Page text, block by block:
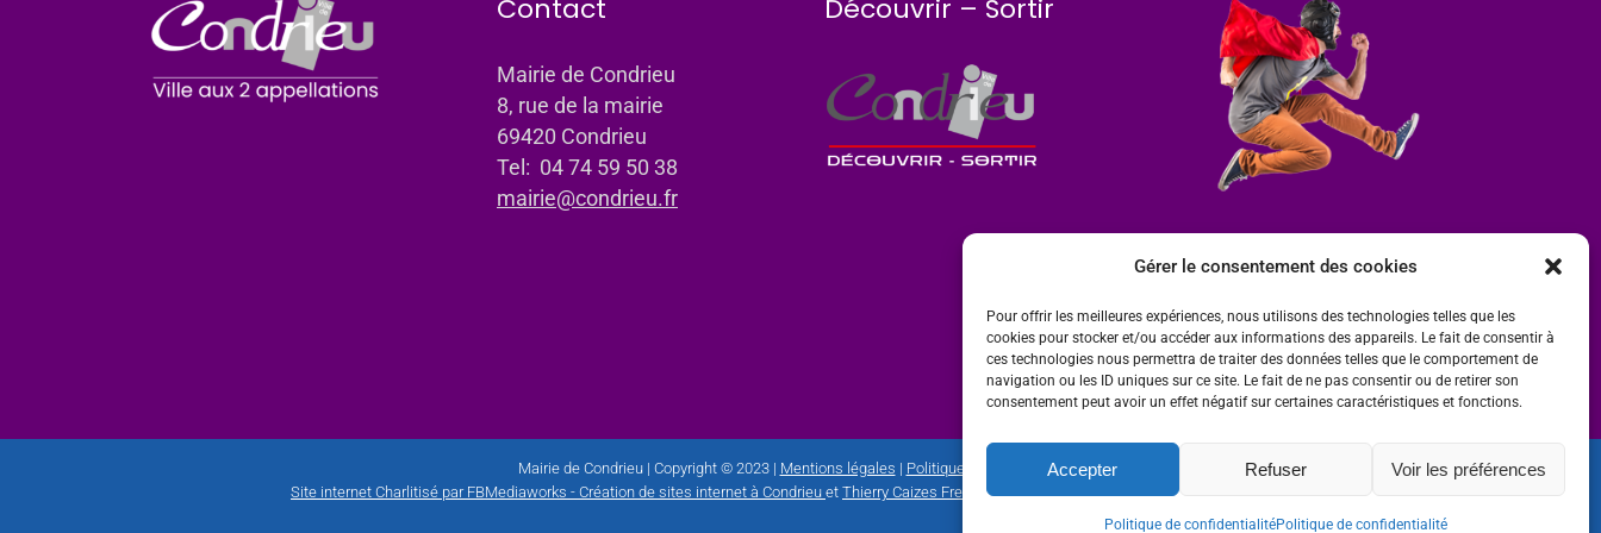
Gérer le consentement des cookies
Pour offrir les meilleures expériences, nous utilisons des technologies telles que les
cookies pour stocker et/ou accéder aux informations des appareils. Le fait de consentir à
ces technologies nous permettra de traiter des données telles que le comportement de
navigation ou les ID uniques sur ce site. Le fait de ne pas consentir ou de retirer son
consentement peut avoir un effet négatif sur certaines caractéristiques et fonctions.
Accepter Refuser Voir les préférences
Politique de confidentialitéPolitique de confidentialité
Contact
Mairie de Condrieu
8, rue de la mairie
69420 Condrieu
Tel: 04 74 59 50 38
mairie@condrieu.fr
Découvrir – Sortir
Mairie de Condrieu | Copyright © 2023 | Mentions légales | Politique de confidentialité
Site internet Charlitisé par FBMediaworks - Création de sites internet à Condrieu et Thierry Caizes Freelance| Photos parOmbre et Matière - Photographe